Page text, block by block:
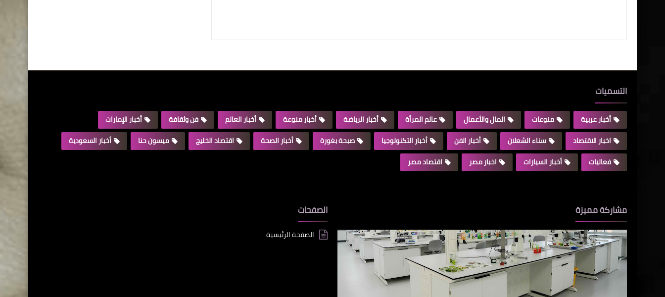
التسميات
أخبار عربية منوعات المال والأعمال عالم المرأة أخبار الرياضة أخبار منوعة أخبار العالم فن وثقافة
أخبار الإمارات
اخبار الاقتصاد
سناء الشعلان أخبار الفن أخبار التكنولوجيا صبحة بغورة أخبار الصحة اقتصاد الخليج ميسون حنا
أخبار السعودية
فعاليات
أخبار السيارات اخبار مصر اقتصاد مصر
مشاركة مميزة الصفحات
الصفحة الرئيسية